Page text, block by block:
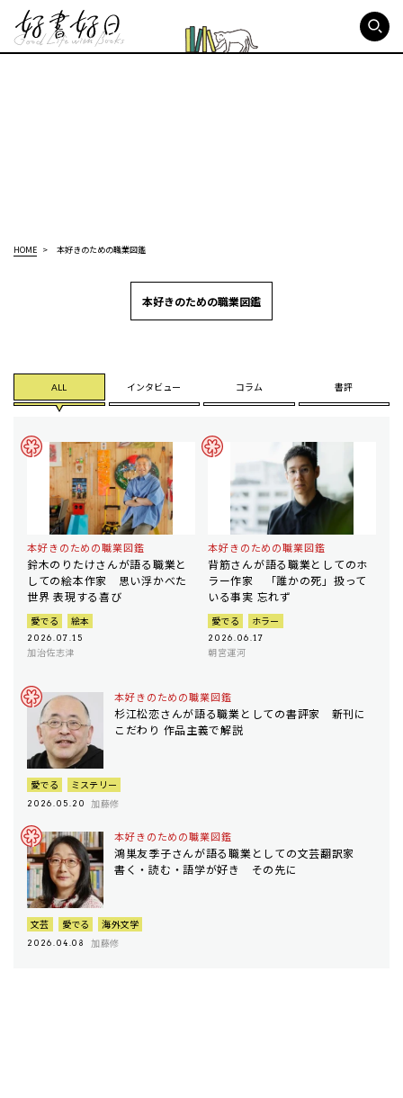
HOME 本好きのための職業図鑑
本好きのための職業図鑑
ALL インタビュー コラム 書評
本好きのための職業図鑑
鈴木のりたけさんが語る職業と
しての絵本作家 思い浮かべた
世界 表現する喜び
愛でる 絵本
2026.07.15
加治佐志津
本好きのための職業図鑑
背筋さんが語る職業としてのホ
ラー作家 「誰かの死」扱って
いる事実 忘れず
愛でる ホラー
2026.06.17
朝宮運河
本好きのための職業図鑑
杉江松恋さんが語る職業としての書評家 新刊に
こだわり 作品主義で解説
愛でる ミステリー
2026.05.20 加藤修
本好きのための職業図鑑
鴻巣友季子さんが語る職業としての文芸翻訳家
書く・読む・語学が好き その先に
文芸 愛でる 海外文学
2026.04.08 加藤修